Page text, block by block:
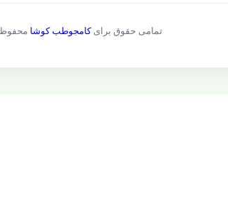
تمامی حقوق برایکامجوطب کوشا